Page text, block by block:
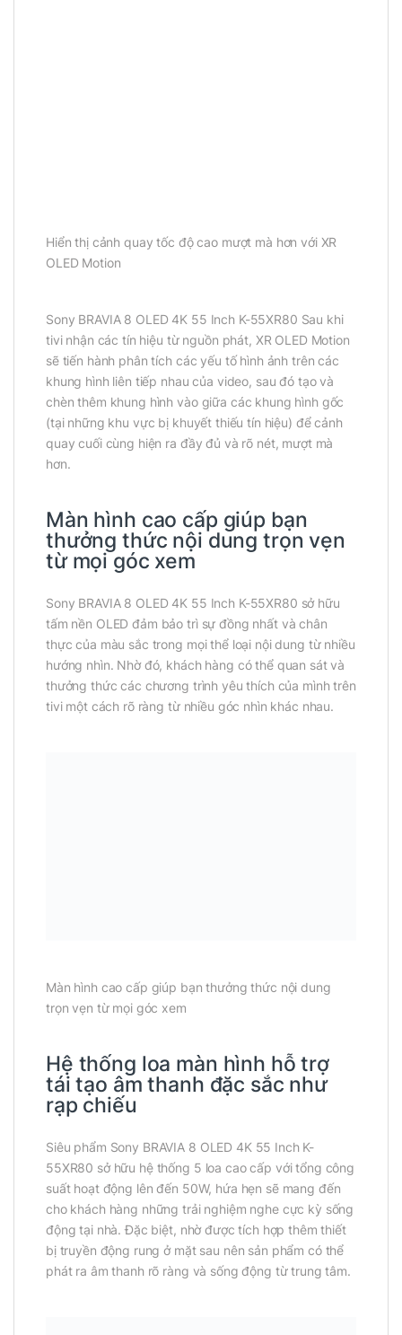
Hiển thị cảnh quay tốc độ cao mượt mà hơn với XR
OLED Motion
Sony BRAVIA 8 OLED 4K 55 Inch K-55XR80 Sau khi
tivi nhận các tín hiệu từ nguồn phát, XR OLED Motion
sẽ tiến hành phân tích các yếu tố hình ảnh trên các
khung hình liên tiếp nhau của video, sau đó tạo và
chèn thêm khung hình vào giữa các khung hình gốc
(tại những khu vực bị khuyết thiếu tín hiệu) để cảnh
quay cuối cùng hiện ra đầy đủ và rõ nét, mượt mà
hơn.
Màn hình cao cấp giúp bạn
thưởng thức nội dung trọn vẹn
từ mọi góc xem
Sony BRAVIA 8 OLED 4K 55 Inch K-55XR80 sở hữu
tấm nền OLED đảm bảo trì sự đồng nhất và chân
thực của màu sắc trong mọi thể loại nội dung từ nhiều
hướng nhìn. Nhờ đó, khách hàng có thể quan sát và
thưởng thức các chương trình yêu thích của mình trên
tivi một cách rõ ràng từ nhiều góc nhìn khác nhau.
Màn hình cao cấp giúp bạn thưởng thức nội dung
trọn vẹn từ mọi góc xem
Hệ thống loa màn hình hỗ trợ
tái tạo âm thanh đặc sắc như
rạp chiếu
Siêu phẩm Sony BRAVIA 8 OLED 4K 55 Inch K-
55XR80 sở hữu hệ thống 5 loa cao cấp với tổng công
suất hoạt động lên đến 50W, hứa hẹn sẽ mang đến
cho khách hàng những trải nghiệm nghe cực kỳ sống
động tại nhà. Đặc biệt, nhờ được tích hợp thêm thiết
bị truyền động rung ở mặt sau nên sản phẩm có thể
phát ra âm thanh rõ ràng và sống động từ trung tâm.